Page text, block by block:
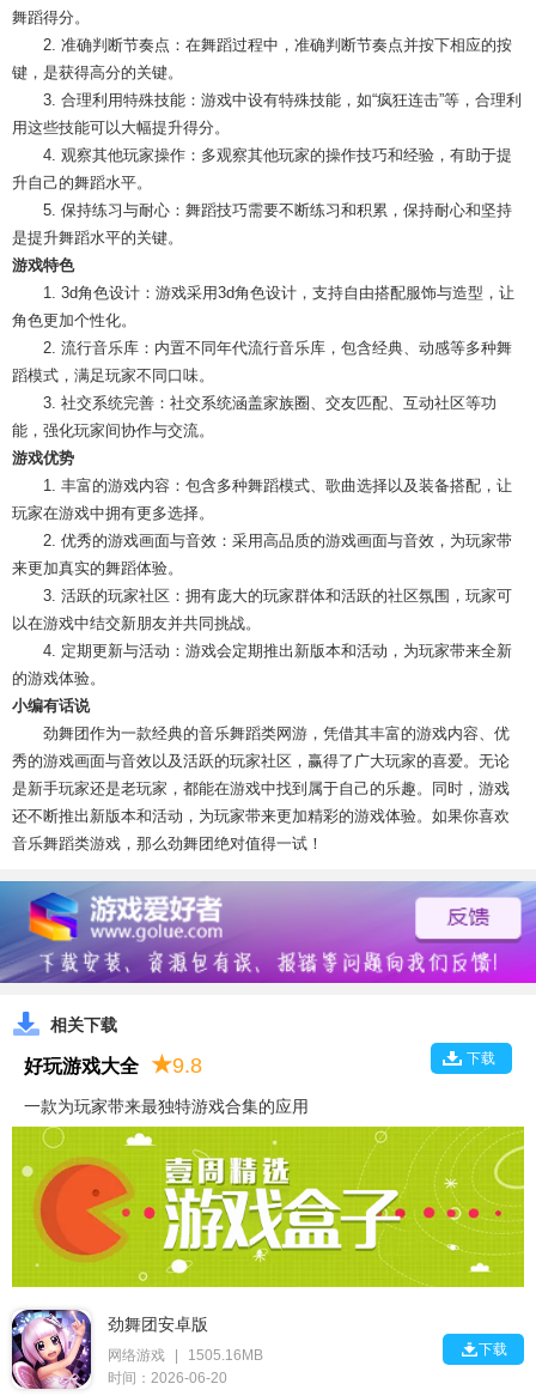
舞蹈得分。
2. 准确判断节奏点：在舞蹈过程中，准确判断节奏点并按下相应的按
键，是获得高分的关键。
3. 合理利用特殊技能：游戏中设有特殊技能，如“疯狂连击”等，合理利
用这些技能可以大幅提升得分。
4. 观察其他玩家操作：多观察其他玩家的操作技巧和经验，有助于提
升自己的舞蹈水平。
5. 保持练习与耐心：舞蹈技巧需要不断练习和积累，保持耐心和坚持
是提升舞蹈水平的关键。
游戏特色
1. 3d角色设计：游戏采用3d角色设计，支持自由搭配服饰与造型，让
角色更加个性化。
2. 流行音乐库：内置不同年代流行音乐库，包含经典、动感等多种舞
蹈模式，满足玩家不同口味。
3. 社交系统完善：社交系统涵盖家族圈、交友匹配、互动社区等功
能，强化玩家间协作与交流。
游戏优势
1. 丰富的游戏内容：包含多种舞蹈模式、歌曲选择以及装备搭配，让
玩家在游戏中拥有更多选择。
2. 优秀的游戏画面与音效：采用高品质的游戏画面与音效，为玩家带
来更加真实的舞蹈体验。
3. 活跃的玩家社区：拥有庞大的玩家群体和活跃的社区氛围，玩家可
以在游戏中结交新朋友并共同挑战。
4. 定期更新与活动：游戏会定期推出新版本和活动，为玩家带来全新
的游戏体验。
小编有话说
劲舞团作为一款经典的音乐舞蹈类网游，凭借其丰富的游戏内容、优
秀的游戏画面与音效以及活跃的玩家社区，赢得了广大玩家的喜爱。无论
是新手玩家还是老玩家，都能在游戏中找到属于自己的乐趣。同时，游戏
还不断推出新版本和活动，为玩家带来更加精彩的游戏体验。如果你喜欢
音乐舞蹈类游戏，那么劲舞团绝对值得一试！
相关下载
下载
好玩游戏大全 ★9.8
一款为玩家带来最独特游戏合集的应用
劲舞团安卓版
网络游戏
1505.16MB
时间：2026-06-20
下载